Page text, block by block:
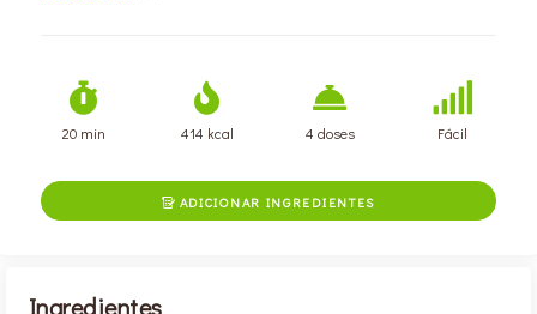
20 min 414 kcal 4 doses Fácil
ADICIONAR INGREDIENTES
Ingredientes